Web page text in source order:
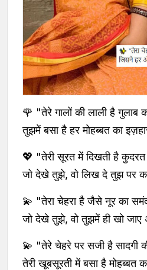
🌹 "तेरे गालों की लाली है गुलाब
तुझमें बसा है हर मोहब्बत का
💖 "तेरी सूरत में दिखती है कुदरत
जो देखे तुझे, वो लिख दे तुझ पर
💫 "तेरा चेहरा है जैसे नूर का
जो देखे तुझे, वो तुझमें ही खो
💫 "तेरे चेहरे पर सजी है सादगी
तेरी खूबसूरती में बसा है मोहब्बत